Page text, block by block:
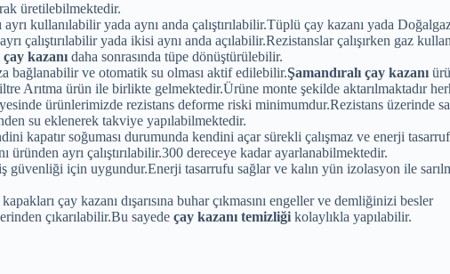
üretilebilmektedir.
kullanılabilir yada aynı anda çalıştırılabilir.Tüplü çay kazanı yada
çalıştırılabilir yada ikisi aynı anda açılabilir.Rezistanslar çalışırken gaz
çay kazanı daha sonrasında tüpe dönüştürülebilir.
bağlanabilir ve otomatik su olması aktif edilebilir.Şamandıralı çay kazanı
Arıtma ürün ile birlikte gelmektedir.Ürüne monte şekilde aktarılmaktadır
ürünlerimizde rezistans deforme riski minimumdur.Rezistans üzerinde
su eklenerek takviye yapılabilmektedir.
kapatır soğuması durumunda kendini açar sürekli çalışmaz ve enerji
ayrı çalıştırılabilir.300 dereceye kadar ayarlanabilmektedir.
güvenliği için uygundur.Enerji tasarrufu sağlar ve kalın yün izolasyon ile
çay kazanı dışarısına buhar çıkmasını engeller ve demliğinizi besler
çıkarılabilir.Bu sayede çay kazanı temizliği kolaylıkla yapılabilir.